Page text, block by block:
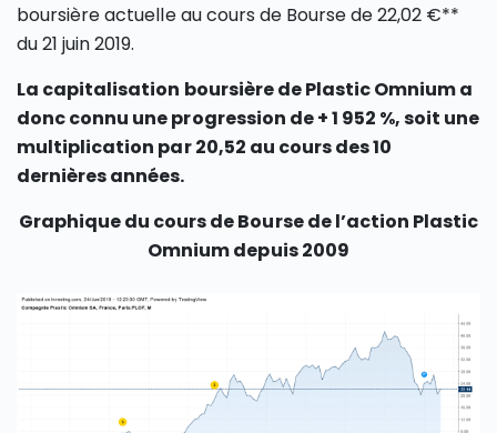
boursière actuelle au cours de Bourse de 22,02 €**
du 21 juin 2019.
La capitalisation boursière de Plastic Omnium a
donc connu une progression de + 1 952 %, soit une
multiplication par 20,52 au cours des 10
dernières années.
Graphique du cours de Bourse de l’action Plastic
Omnium depuis 2009